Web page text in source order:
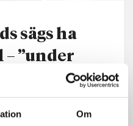
Om
sägs ha
”under